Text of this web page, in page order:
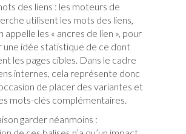
des liens : les moteurs de
utilisent les mots des liens,
appelle les « ancres de lien », pour
une idée statistique de ce dont
les pages cibles. Dans le cadre
internes, cela représente donc
de placer des variantes et
mots-clés complémentaires.
garder néanmoins :